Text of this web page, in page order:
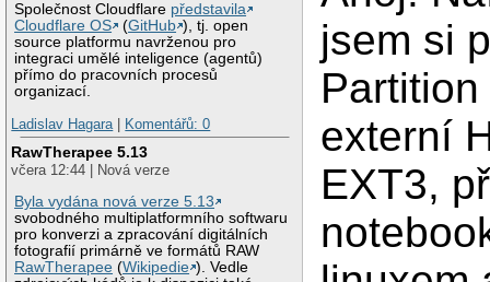
Společnost Cloudflare představila
Cloudflare OS
(GitHub ), tj. open
source platformu navrženou pro
integraci umělé inteligence (agentů)
přímo do pracovních procesů
organizací.
Ladislav Hagara
Komentářů: 0
RawTherapee 5.13
včera 12:44 | Nová verze
Byla vydána nová verze 5.13
svobodného multiplatformního softwaru
pro konverzi a zpracování digitálních
fotografií primárně ve formátů RAW
RawTherapee (Wikipedie ). Vedle
jsem si
externí
EXT3,